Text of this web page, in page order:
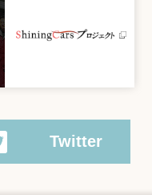
Twitter